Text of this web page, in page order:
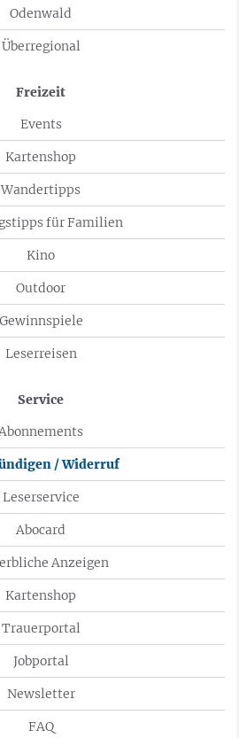
Odenwald
Überregional
Freizeit
Events
Kartenshop
Wandertipps
für Familien
Kino
Outdoor
Gewinnspiele
Leserreisen
Service
/ Widerruf
Leserservice
Abocard
Anzeigen
Kartenshop
Trauerportal
Jobportal
Newsletter
FAQ